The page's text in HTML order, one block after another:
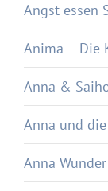
Angst essen
Anima – Die
Anna &
Anna und
Anna Wunder